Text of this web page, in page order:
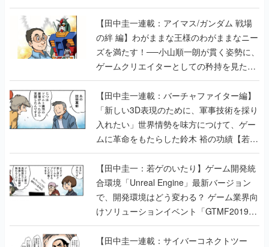
【田中圭一連載：アイマス/ガンダム 戦場
の絆 編】わがままな王様のわがままなニー
ズを満たす！──小山順一朗が貫く姿勢に、
ゲームクリエイターとしての矜持を見た
【若ゲのいたり最終回】
【田中圭一連載：バーチャファイター編】
「新しい3D表現のために、軍事技術を採り
入れたい」世界情勢を味方につけて、ゲー
ムに革命をもたらした鈴木 裕の功績【若ゲ
のいたり】
【田中圭一：若ゲのいたり】ゲーム開発統
合環境「Unreal Engine」最新バージョン
で、開発環境はどう変わる？ ゲーム業界向
けソリューションイベント「GTMF2019」
に行って、より理解を深めよう【PR】
【田中圭一連載：サイバーコネクトツー